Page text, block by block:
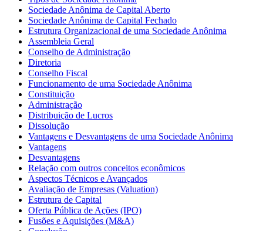
Sociedade Anônima de Capital Aberto
Sociedade Anônima de Capital Fechado
Estrutura Organizacional de uma Sociedade Anônima
Assembleia Geral
Conselho de Administração
Diretoria
Conselho Fiscal
Funcionamento de uma Sociedade Anônima
Constituição
Administração
Distribuição de Lucros
Dissolução
Vantagens e Desvantagens de uma Sociedade Anônima
Vantagens
Desvantagens
Relação com outros conceitos econômicos
Aspectos Técnicos e Avançados
Avaliação de Empresas (Valuation)
Estrutura de Capital
Oferta Pública de Ações (IPO)
Fusões e Aquisições (M&A)